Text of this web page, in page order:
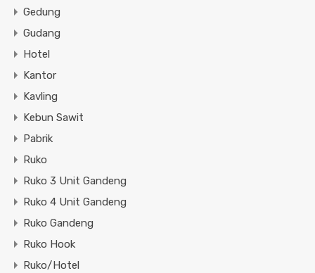
Gedung
Gudang
Hotel
Kantor
Kavling
Kebun Sawit
Pabrik
Ruko
Ruko 3 Unit Gandeng
Ruko 4 Unit Gandeng
Ruko Gandeng
Ruko Hook
Ruko/Hotel